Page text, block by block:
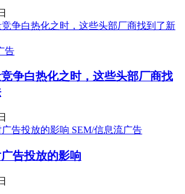
告
争白热化之时，这些头部厂商找
SEM/信息流广告
告投放的影响